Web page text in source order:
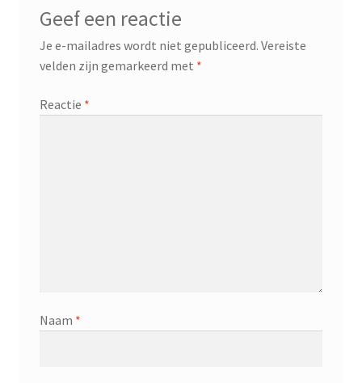
Geef een reactie
Je e-mailadres wordt niet gepubliceerd. Vereiste
velden zijn gemarkeerd met *
Reactie *
Naam *